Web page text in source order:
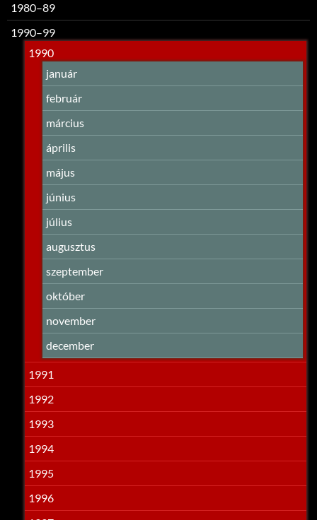
1980–89
1990–99
1990
január
február
március
április
május
június
július
augusztus
szeptember
október
november
december
1991
1992
1993
1994
1995
1996